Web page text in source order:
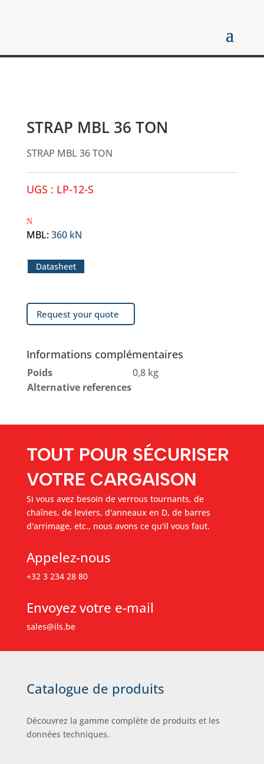
STRAP MBL 36 TON
STRAP MBL 36 TON
UGS : LP-12-S
MBL:360 kN
Datasheet
Request your quote
Informations complémentaires
Poids
0,8 kg
Alternative references
TOUT POUR SÉCURISER
VOTRE CARGAISON
Si vous avez besoin de verrous tournants, de
chaînes, de leviers, d'anneaux en D, de barres
d'arrimage, etc., nous avons ce qu'il vous faut.
Appelez-nous
+32 3 234 28 80
Envoyez votre e-mail
sales@ils.be
Catalogue de produits
Découvrez la gamme complète de produits et les
données techniques.